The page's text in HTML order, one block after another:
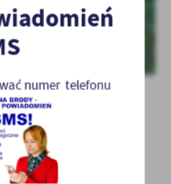
numer telefonu